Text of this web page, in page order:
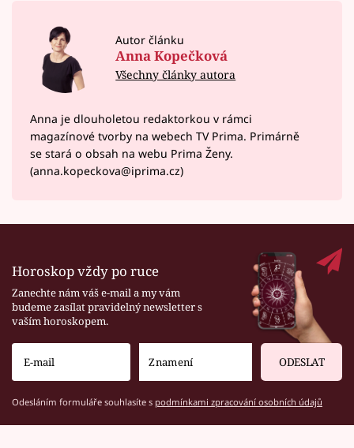
Autor článku
Anna Kopečková
Všechny články autora
Anna je dlouholetou redaktorkou v rámci
magazínové tvorby na webech TV Prima. Primárně
se stará o obsah na webu Prima Ženy.
(anna.kopeckova@iprima.cz)
Horoskop vždy po ruce
Zanechte nám váš e-mail a my vám
budeme zasílat pravidelný newsletter s
vaším horoskopem.
ODESLAT
Odesláním formuláře souhlasíte s podmínkami zpracování osobních údajů